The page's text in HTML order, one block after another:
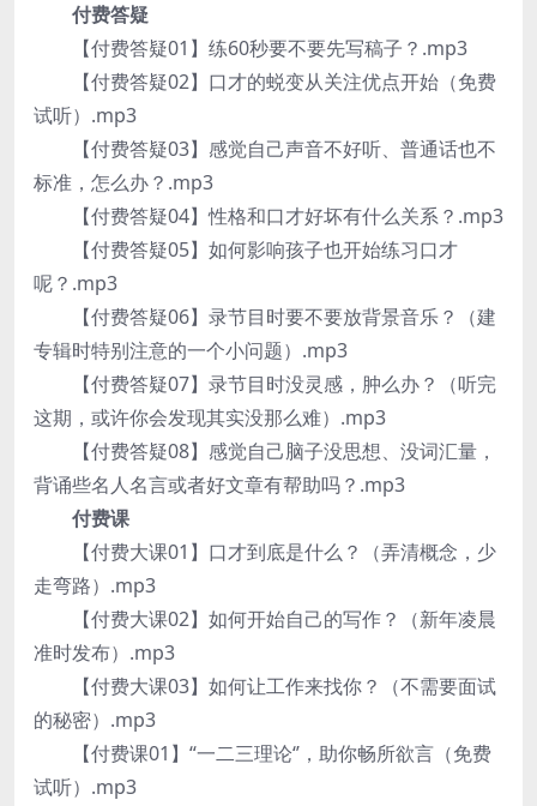
付费答疑
【付费答疑01】练60秒要不要先写稿子？.mp3
【付费答疑02】口才的蜕变从关注优点开始（免费
试听）.mp3
【付费答疑03】感觉自己声音不好听、普通话也不
标准，怎么办？.mp3
【付费答疑04】性格和口才好坏有什么关系？.mp3
【付费答疑05】如何影响孩子也开始练习口才
呢？.mp3
【付费答疑06】录节目时要不要放背景音乐？（建
专辑时特别注意的一个小问题）.mp3
【付费答疑07】录节目时没灵感，肿么办？（听完
这期，或许你会发现其实没那么难）.mp3
【付费答疑08】感觉自己脑子没思想、没词汇量，
背诵些名人名言或者好文章有帮助吗？.mp3
付费课
【付费大课01】口才到底是什么？（弄清概念，少
走弯路）.mp3
【付费大课02】如何开始自己的写作？（新年凌晨
准时发布）.mp3
【付费大课03】如何让工作来找你？（不需要面试
的秘密）.mp3
【付费课01】“一二三理论‘’，助你畅所欲言（免费
试听）.mp3